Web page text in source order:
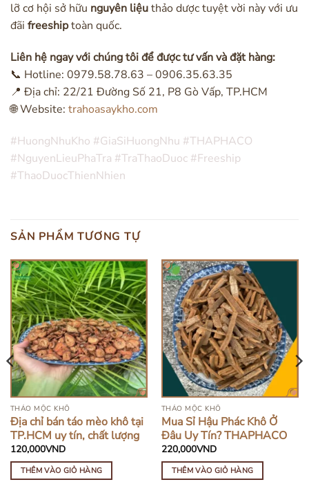
lỡ cơ hội sở hữu nguyên liệuthảo dược tuyệt vời này với ưu
đãi freeshiptoàn quốc.
Liên hệ ngay với chúng tôi để được tư vấn và đặt hàng:
📞 Hotline: 0979.58.78.63 – 0906.35.63.35
📍 Địa chỉ: 22/21 Đường Số 21, P8 Gò Vấp, TP.HCM
🌐 Website: trahoasaykho.com
#HuongNhuKho #GiaSiHuongNhu #THAPHACO
#NguyenLieuPhaTra #TraThaoDuoc #Freeship
#ThaoDuocThienNhien
SẢN PHẨM TƯƠNG TỰ
THẢO MỘC KHÔ
Địa chỉ bán táo mèo khô tại
TP.HCM uy tín, chất lượng
120,000VND
THÊM VÀO GIỎ HÀNG
THẢO MỘC KHÔ
Mua Sỉ Hậu Phác Khô Ở
Đâu Uy Tín? THAPHACO
220,000VND
THÊM VÀO GIỎ HÀNG